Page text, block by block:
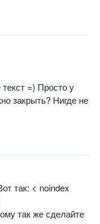
=) Просто у
закрыть? Нигде не
так: < noindex
так же сделайте